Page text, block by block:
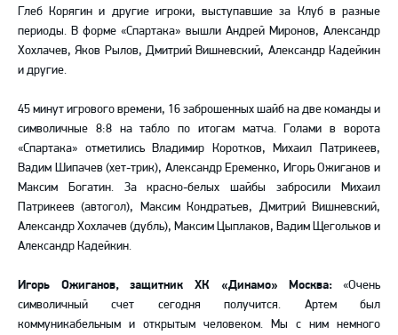
Глеб Корягин и другие игроки, выступавшие за Клуб в разные
периоды. В форме «Спартака» вышли Андрей Миронов, Александр
Хохлачев, Яков Рылов, Дмитрий Вишневский, Александр Кадейкин
и другие.
45 минут игрового времени, 16 заброшенных шайб на две команды и
символичные 8:8 на табло по итогам матча. Голами в ворота
«Спартака» отметились Владимир Коротков, Михаил Патрикеев,
Вадим Шипачев (хет-трик), Александр Еременко, Игорь Ожиганов и
Максим Богатин. За красно-белых шайбы забросили Михаил
Патрикеев (автогол), Максим Кондратьев, Дмитрий Вишневский,
Александр Хохлачев (дубль), Максим Цыплаков, Вадим Щегольков и
Александр Кадейкин.
Игорь Ожиганов, защитник ХК «Динамо» Москва: «Очень
символичный счет сегодня получится. Артем был
коммуникабельным и открытым человеком. Мы с ним немного